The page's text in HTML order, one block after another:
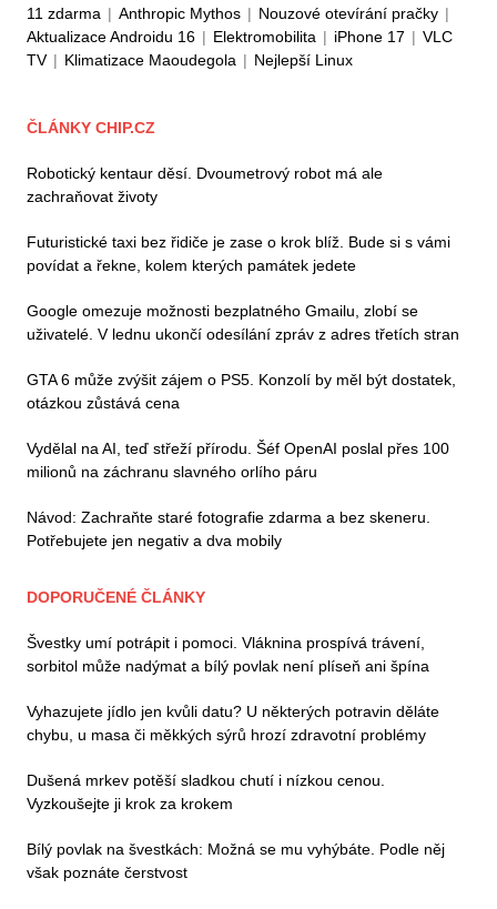
11 zdarma | Anthropic Mythos | Nouzové otevírání pračky |
Aktualizace Androidu 16 | Elektromobilita | iPhone 17 | VLC
TV | Klimatizace Maoudegola | Nejlepší Linux
ČLÁNKY CHIP.CZ
Robotický kentaur děsí. Dvoumetrový robot má ale
zachraňovat životy
Futuristické taxi bez řidiče je zase o krok blíž. Bude si s vámi
povídat a řekne, kolem kterých památek jedete
Google omezuje možnosti bezplatného Gmailu, zlobí se
uživatelé. V lednu ukončí odesílání zpráv z adres třetích stran
GTA 6 může zvýšit zájem o PS5. Konzolí by měl být dostatek,
otázkou zůstává cena
Vydělal na AI, teď střeží přírodu. Šéf OpenAI poslal přes 100
milionů na záchranu slavného orlího páru
Návod: Zachraňte staré fotografie zdarma a bez skeneru.
Potřebujete jen negativ a dva mobily
DOPORUČENÉ ČLÁNKY
Švestky umí potrápit i pomoci. Vláknina prospívá trávení,
sorbitol může nadýmat a bílý povlak není plíseň ani špína
Vyhazujete jídlo jen kvůli datu? U některých potravin děláte
chybu, u masa či měkkých sýrů hrozí zdravotní problémy
Dušená mrkev potěší sladkou chutí i nízkou cenou.
Vyzkoušejte ji krok za krokem
Bílý povlak na švestkách: Možná se mu vyhýbáte. Podle něj
však poznáte čerstvost